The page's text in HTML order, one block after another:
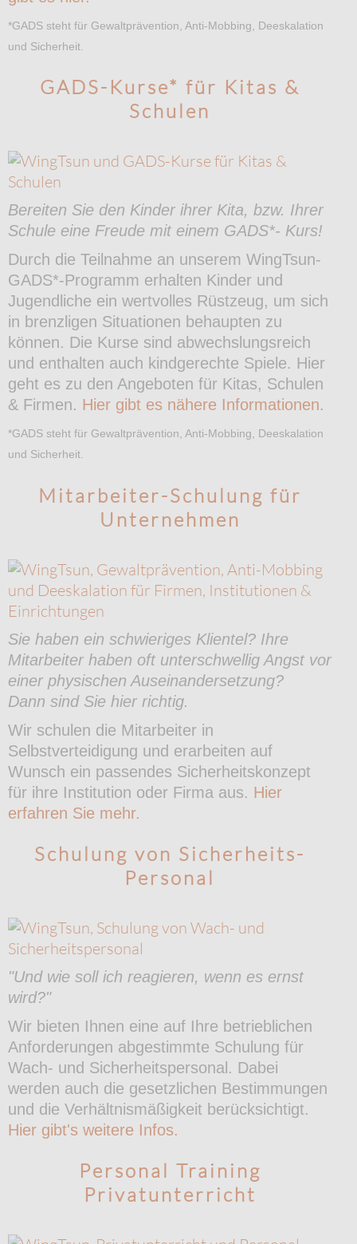
*GADS steht für Gewaltprävention, Anti-Mobbing, Deeskalation
und Sicherheit.
GADS-Kurse* für Kitas &
Schulen
Bereiten Sie den Kinder ihrer Kita, bzw. Ihrer
Schule eine Freude mit einem GADS*- Kurs!
Durch die Teilnahme an unserem WingTsun-
GADS*-Programm erhalten Kinder und
Jugendliche ein wertvolles Rüstzeug, um sich
in brenzligen Situationen behaupten zu
können. Die Kurse sind abwechslungsreich
und enthalten auch kindgerechte Spiele. Hier
geht es zu den Angeboten für Kitas, Schulen
& Firmen. Hier gibt es nähere Informationen.
*GADS steht für Gewaltprävention, Anti-Mobbing, Deeskalation
und Sicherheit.
Mitarbeiter-Schulung für
Unternehmen
Sie haben ein schwieriges Klientel? Ihre
Mitarbeiter haben oft unterschwellig Angst vor
einer physischen Auseinandersetzung?
Dann sind Sie hier richtig.
Wir schulen die Mitarbeiter in
Selbstverteidigung und erarbeiten auf
Wunsch ein passendes Sicherheitskonzept
für ihre Institution oder Firma aus. Hier
erfahren Sie mehr.
Schulung von Sicherheits-
Personal
"Und wie soll ich reagieren, wenn es ernst
wird?"
Wir bieten Ihnen eine auf Ihre betrieblichen
Anforderungen abgestimmte Schulung für
Wach- und Sicherheitspersonal. Dabei
werden auch die gesetzlichen Bestimmungen
und die Verhältnismäßigkeit berücksichtigt.
Hier gibt's weitere Infos.
Personal Training
Privatunterricht